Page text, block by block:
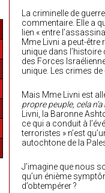
La criminelle de
commentaire. Elle a
lien « entre
Mme Livni a peut-être
unique dans
des Forces
unique. Les crimes
Mais Mme Livni est
propre peuple, cela
Livni, la Baronne
ce qui a conduit à
terroristes » n’est
autochtone de la
J’imagine que nous
qu’un énième
d’obtempérer ?